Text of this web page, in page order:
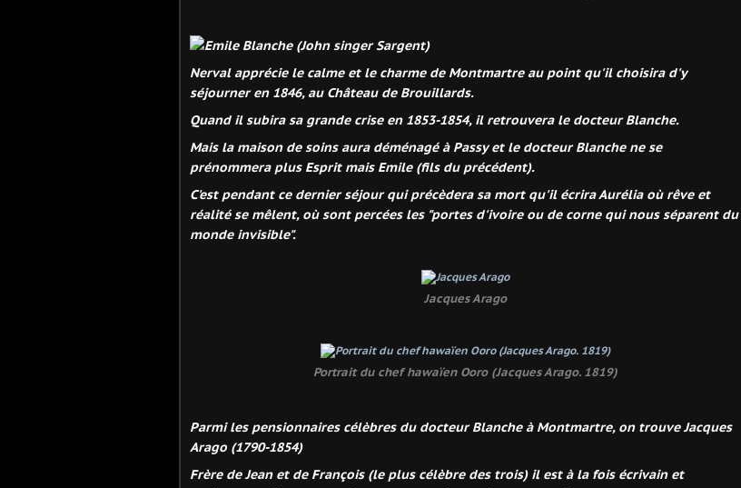
Nerval apprécie le calme et le charme de Montmartre au point qu'il choisira d'y
séjourner en 1846, au Château de Brouillards.
Quand il subira sa grande crise en 1853-1854, il retrouvera le docteur Blanche.
Mais la maison de soins aura déménagé à Passy et le docteur Blanche ne se
prénommera plus Esprit mais Emile (fils du précédent).
C'est pendant ce dernier séjour qui précèdera sa mort qu'il écrira Aurélia où rêve et
réalité se mêlent, où sont percées les "portes d'ivoire ou de corne qui nous séparent du
monde invisible".
Jacques Arago
Portrait du chef hawaïen Ooro (Jacques Arago. 1819)
Parmi les pensionnaires célèbres du docteur Blanche à Montmartre, on trouve Jacques
Arago (1790-1854)
Frère de Jean et de François (le plus célèbre des trois) il est à la fois écrivain et